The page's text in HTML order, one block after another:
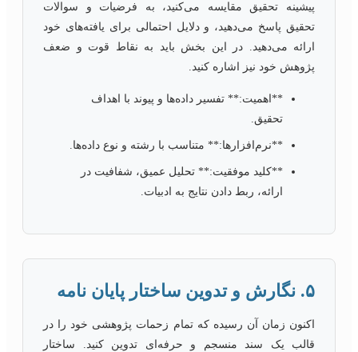
پیشینه تحقیق مقایسه می‌کنید، به فرضیات و سوالات
تحقیق پاسخ می‌دهید، و دلایل احتمالی برای یافته‌های خود
ارائه می‌دهید. در این بخش باید به نقاط قوت و ضعف
پژوهش خود نیز اشاره کنید.
**اهمیت:** تفسیر داده‌ها و پیوند با اهداف
تحقیق.
**نرم‌افزارها:** متناسب با رشته و نوع داده‌ها.
**کلید موفقیت:** تحلیل عمیق، شفافیت در
ارائه، ربط دادن نتایج به ادبیات.
۵. نگارش و تدوین ساختار پایان نامه
اکنون زمان آن رسیده که تمام زحمات پژوهشی خود را در
قالب یک سند منسجم و حرفه‌ای تدوین کنید. ساختار